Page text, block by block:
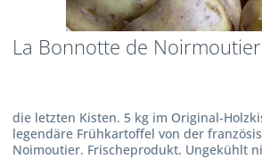
La Bonnotte de Noirmoutier
die letzten Kisten. 5 kg im Original-
legendäre Frühkartoffel von der
Noimoutier. Frischeprodukt. Ungekühlt